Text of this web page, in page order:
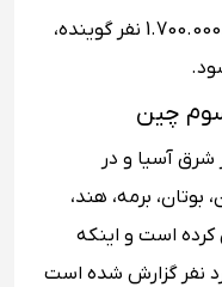
جالب است بدانید زبان چینی با 1.700.000.000 نفر گوینده،
چین
آسیا و در
برمه، هند،
است و اینکه
نفر گزارش شده است